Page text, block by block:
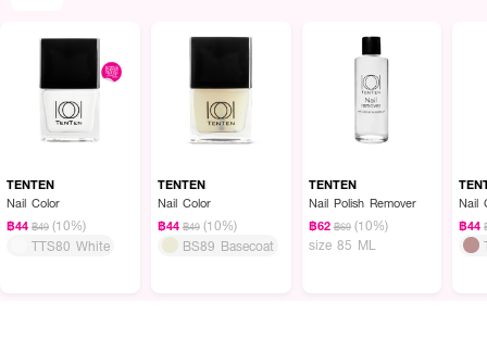
น้ำยาทาเล็บสีชมพู TEN TEN Nail Pink เบอร์ TTM11 วัตถุดิบที่ใช้นำเข้าจากยุโรป
ผสมผสานกับเทคโนโลยีในการผลิตที่ทันสมัย สีทาง่าย แห้งไว สีติดทนนาน เงางาม
ไม่ทำให้เล็บเหลือง ไม่มีสารที่เป็นอันตรายต่อผู้ใช้ ด้วยส่วนผสมที่ปราศจาก 5 Free
Nail Polish ปลอดภัยสำหรับทุกคน ขนแปรงแบบแบน ขนนุ่มและหนา ทำให้ทาได้
● สีทาเล็บแบบสีธรรมดา เบอร์ TTM11 (สีชมพู)
● เนื้อสีแน่น ทาง่าย ด้วยขนแปรงแบบแบน
TENTEN
Nail Color
฿44 ฿49 (10%)
TTS80 White
TENTEN
Nail Color
฿44 ฿49 (10%)
BS89 Basecoat
TENTEN
Nail Polish Remover
฿62 ฿69 (10%)
size 85 ML
Nail
฿44